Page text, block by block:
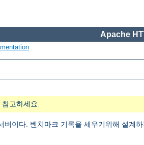
Apache
고하세요.
이다. 벤치마크 기록을 세우기위해 설계